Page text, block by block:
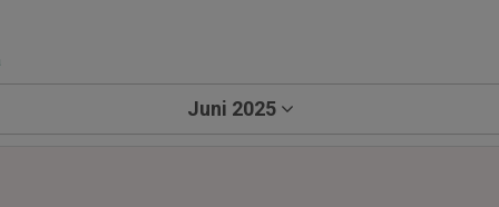
Juni 2025